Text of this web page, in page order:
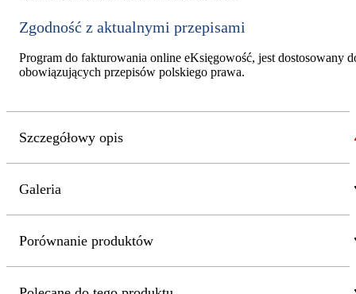
Zgodność z aktualnymi przepisami
Program do fakturowania online eKsięgowość, jest dostosowany
obowiązujących przepisów polskiego prawa.
Szczegółowy opis
Galeria
Porównanie produktów